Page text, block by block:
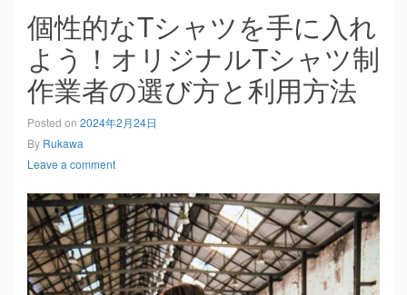
個性的なTシャツを手に入れ
よう！オリジナルTシャツ制
作業者の選び方と利用方法
Posted on 2024年2月24日
By Rukawa
Leave a comment